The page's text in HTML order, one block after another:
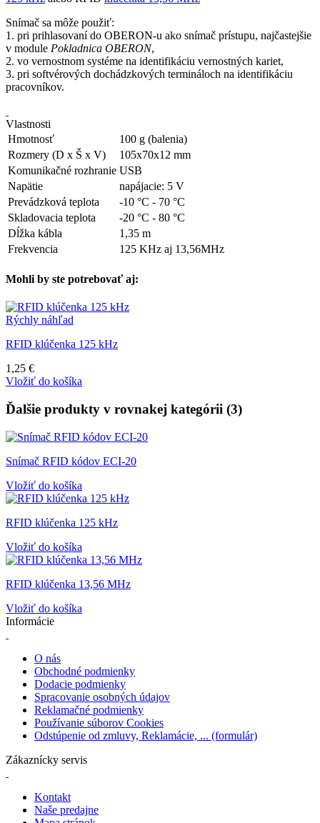
Snímač sa môže použiť:
1. pri prihlasovaní do OBERON-u ako snímač prístupu, najčastejšie
v module Pokladnica OBERON,
2. vo vernostnom systéme na identifikáciu vernostných kariet,
3. pri softvérových dochádzkových termináloch na identifikáciu
pracovníkov.
Vlastnosti
Hmotnosť
100 g (balenia)
Rozmery (D x Š x V)
105x70x12 mm
Komunikačné rozhranie USB
Napätie
napájacie: 5 V
Prevádzková teplota
-10 °C - 70 °C
Skladovacia teplota
-20 °C - 80 °C
Dĺžka kábla
1,35 m
Frekvencia
125 KHz aj 13,56MHz
Mohli by ste potrebovať aj:
Rýchly náhľad
RFID klúčenka 125 kHz
1,25 €
Vložiť do košíka
Ďalšie produkty v rovnakej kategórii (3)
Snímač RFID kódov ECI-20
Vložiť do košíka
RFID klúčenka 125 kHz
Vložiť do košíka
RFID klúčenka 13,56 MHz
Vložiť do košíka
Informácie
O nás
Obchodné podmienky
Dodacie podmienky
Spracovanie osobných údajov
Reklamačné podmienky
Používanie súborov Cookies
Odstúpenie od zmluvy, Reklamácie, ... (formulár)
Zákaznícky servis
Kontakt
Naše predajne